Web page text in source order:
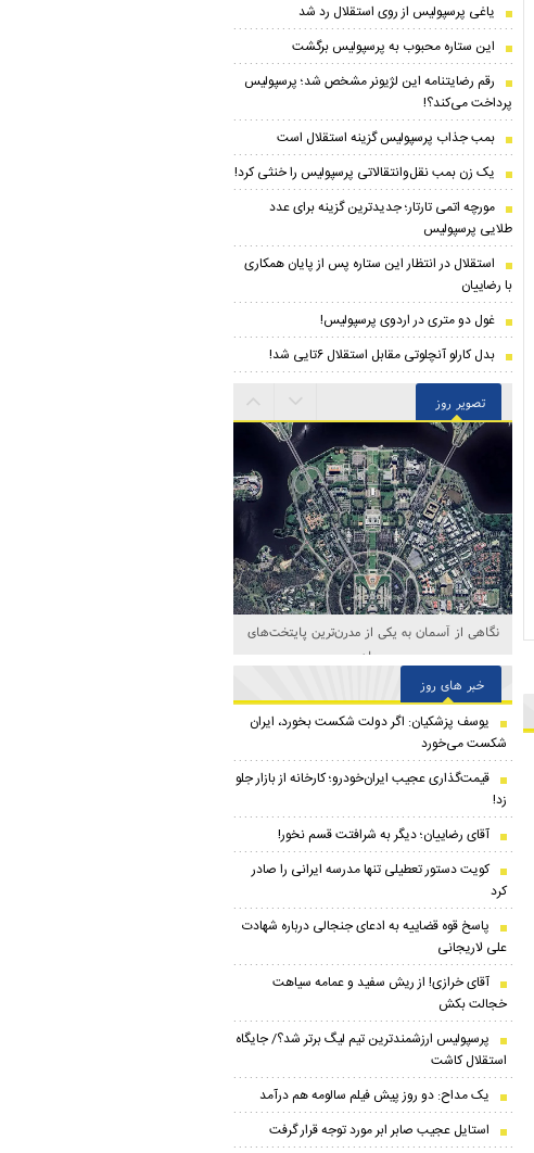
یاغی پرسپولیس از روی استقلال رد شد
این ستاره محبوب به پرسپولیس برگشت
رقم رضایتنامه این لژیونر مشخص شد؛ پرسپولیس
پرداخت می‌کند؟!
بمب جذاب پرسپولیس گزینه استقلال است
یک زن بمب نقل‌وانتقالاتی پرسپولیس را خنثی کرد!
مورچه اتمی تارتار؛ جدیدترین گزینه برای عدد
طلایی پرسپولیس
استقلال در انتظار این ستاره پس از پایان همکاری
با رضاییان
غول دو متری در اردوی پرسپولیس!
بدل کارلو آنچلوتی مقابل استقلال ۶تایی شد!
تصویر روز
نگاهی از آسمان به یکی از مدرن‌ترین پایتخت‌های
جهان
خبر های روز
یوسف پزشکیان: اگر دولت شکست بخورد، ایران
شکست می‌خورد
قیمت‌گذاری عجیب ایران‌خودرو؛ کارخانه از بازار جلو
زد!
آقای رضاییان؛ دیگر به شرافتت قسم نخور!
کویت دستور تعطیلی تنها مدرسه ایرانی را صادر
کرد
پاسخ قوه قضاییه به ادعای جنجالی درباره شهادت
علی لاریجانی
آقای خرازی! از ریش سفید و عمامه سیاهت
خجالت بکش
پرسپولیس ارزشمندترین تیم لیگ برتر شد؟/ جایگاه
استقلال کاشت
یک مداح: دو روز پیش فیلم سالومه هم درآمد
استایل عجیب صابر ابر مورد توجه قرار گرفت